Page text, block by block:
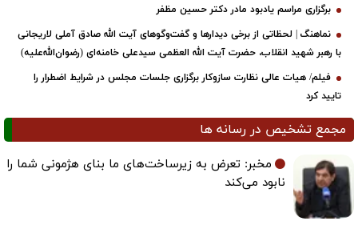
برگزاری مراسم یادبود مادر دکتر حسین مظفر
نماهنگ | لحظاتی از برخی دیدارها و گفت‌وگوهای آیت ‌الله صادق آملی لاریجانی
با رهبر شهید انقلاب، حضرت آیت‌ الله العظمی سیدعلی خامنه‌ای (رضوان‌الله‌علیه)
فیلم/ هیات عالی نظارت سازوکار برگزاری جلسات مجلس در شرایط اضطرار را
تایید کرد
مجمع تشخیص در رسانه ها
مخبر: تعرض به زیرساخت‌های ما بنای هژمونی شما را
نابود می‌کند